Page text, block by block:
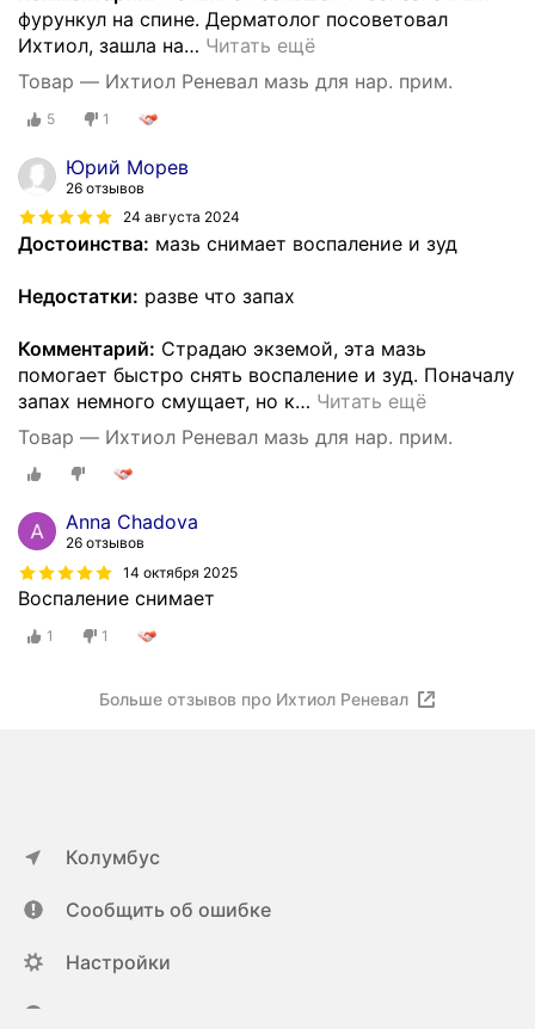
фурункул на спине. Дерматолог посоветовал
Ихтиол, зашла на… Читать ещё
Товар — Ихтиол Реневал мазь для нар. прим.
5 1
Юрий Морев
26 отзывов
24 августа 2024
Достоинства: мазь снимает воспаление и зуд
Недостатки: разве что запах
Комментарий: Страдаю экземой, эта мазь
помогает быстро снять воспаление и зуд. Поначалу
запах немного смущает, но к… Читать ещё
Товар — Ихтиол Реневал мазь для нар. прим.
Anna Chadova
26 отзывов
14 октября 2025
Воспаление снимает
1 1
Больше отзывов про Ихтиол Реневал
Колумбус
Сообщить об ошибке
Настройки